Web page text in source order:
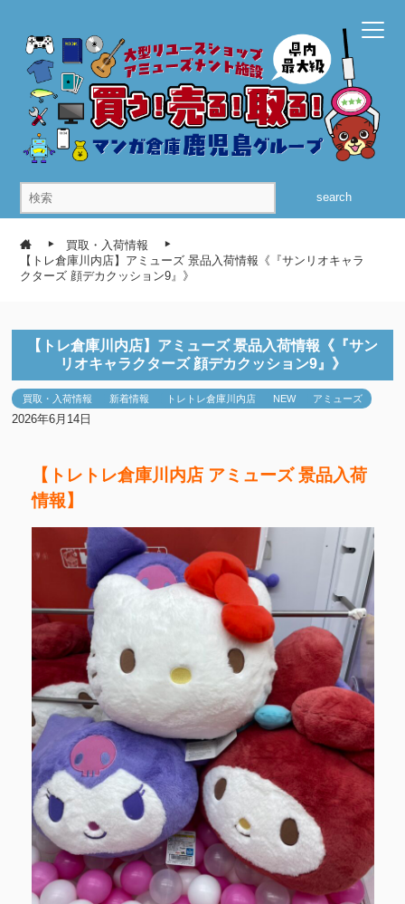
search
買取・入荷情報
【トレ倉庫川内店】アミューズ 景品入荷情報《『サンリオキャラ
クターズ 顔デカクッション9』》
【トレ倉庫川内店】アミューズ 景品入荷情報《『サン
リオキャラクターズ 顔デカクッション9』》
買取・入荷情報 新着情報 トレトレ倉庫川内店 NEW アミューズ
2026年6月14日
【トレトレ倉庫川内店 アミューズ 景品入荷
情報】